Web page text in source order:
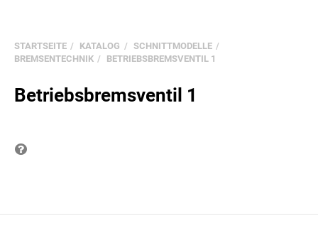
STARTSEITE KATALOG
SCHNITTMODELLE
BREMSENTECHNIK
BETRIEBSBREMSVENTIL 1
Betriebsbremsventil 1